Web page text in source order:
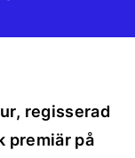
, regisserad
premiär på